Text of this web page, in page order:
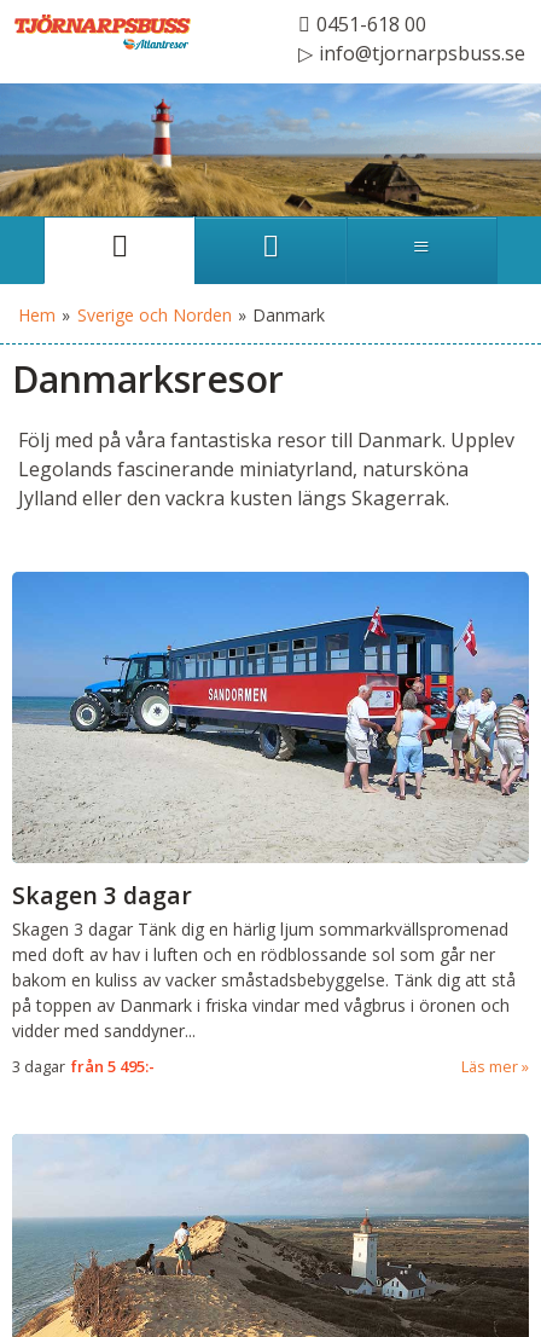
0451-618 00
info@tjornarpsbuss.se
Hem » Sverige och Norden » Danmark
Danmarksresor
Följ med på våra fantastiska resor till Danmark. Upplev
Legolands fascinerande miniatyrland, natursköna
Jylland eller den vackra kusten längs Skagerrak.
Skagen 3 dagar
Skagen 3 dagar Tänk dig en härlig ljum sommarkvällspromenad
med doft av hav i luften och en rödblossande sol som går ner
bakom en kuliss av vacker småstadsbebyggelse. Tänk dig att stå
på toppen av Danmark i friska vindar med vågbrus i öronen och
vidder med sanddyner...
3 dagar från5 495:- Läs mer